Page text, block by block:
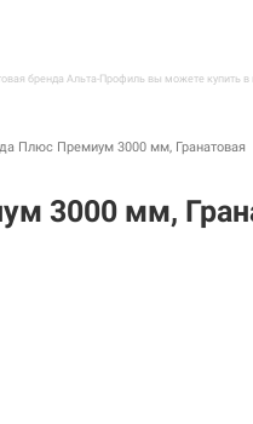
бренда Альта-Профиль вы можете купить
Плюс Премиум 3000 мм, Гранатовая
3000 мм,